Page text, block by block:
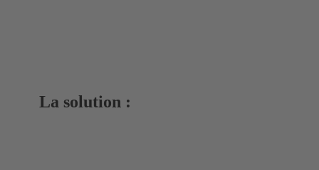
La solution :